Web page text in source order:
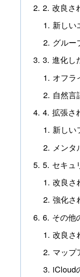
2. 改良さ
新しい
グルー
3. 進化し
オフラ
自然言
4. 拡張さ
新しい
メンタ
5. セキュ
改良さ
強化さ
6. その他
改良さ
マップ
iCloud